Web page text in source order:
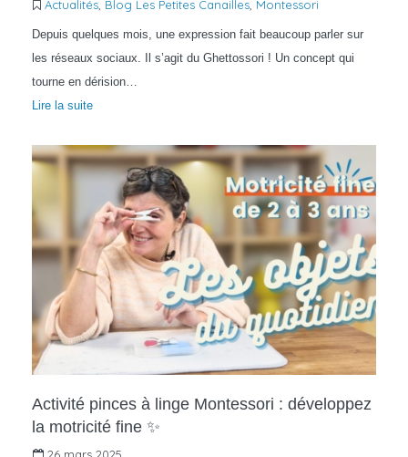
Actualités Blog Les Petites Canailles Montessori
Depuis quelques mois, une expression fait beaucoup parler sur
les réseaux sociaux. Il s’agit du Ghettossori ! Un concept qui
tourne en dérision…
Lire la suite
Activité pinces à linge Montessori : développez
la motricité fine ✨